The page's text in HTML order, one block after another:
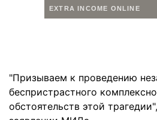
"Призываем к проведению
беспристрастного
обстоятельств этой